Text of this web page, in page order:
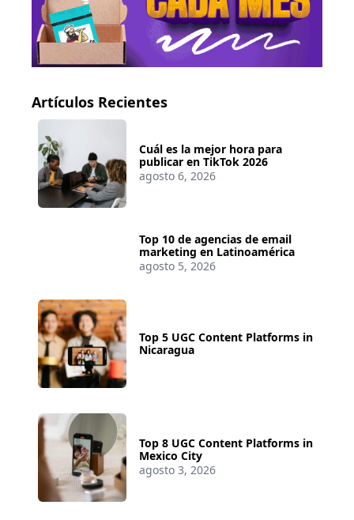
Artículos Recientes
Cuál es la mejor hora para
publicar en TikTok 2026
agosto 6, 2026
Top 10 de agencias de email
marketing en Latinoamérica
agosto 5, 2026
Top 5 UGC Content Platforms in
Nicaragua
Top 8 UGC Content Platforms in
Mexico City
agosto 3, 2026